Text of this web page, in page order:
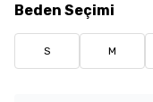
Beden Seçimi
S M